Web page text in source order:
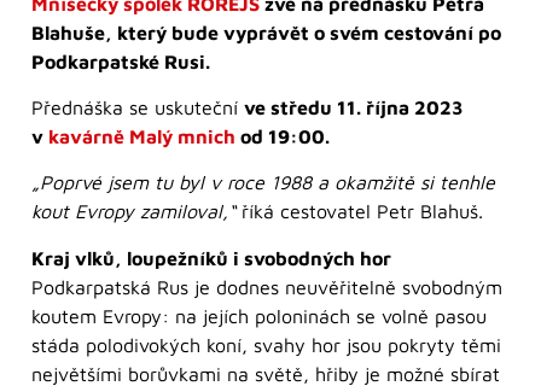
Blahuše, který bude vyprávět o svém cestování po
Podkarpatské Rusi.
Přednáška se uskuteční ve středu 11. října 2023
v kavárně Malý mnich od 19:00.
„Poprvé jsem tu byl v roce 1988 a okamžitě si tenhle
kout Evropy zamiloval,“říká cestovatel Petr Blahuš.
Kraj vlků, loupežníků i svobodných hor
Podkarpatská Rus je dodnes neuvěřitelně svobodným
koutem Evropy: na jejích poloninách se volně pasou
stáda polodivokých koní, svahy hor jsou pokryty těmi
největšími borůvkami na světě, hřiby je možné sbírat